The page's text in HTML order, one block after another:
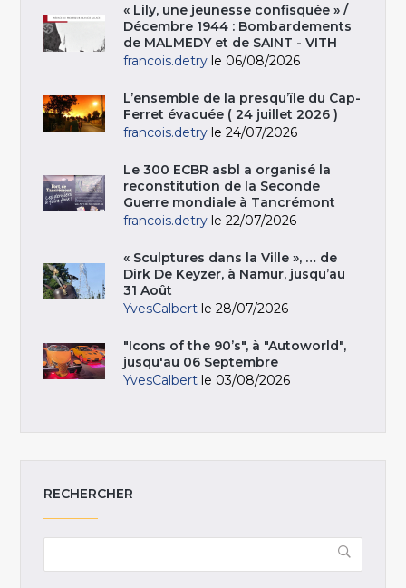
« Lily, une jeunesse confisquée » /
Décembre 1944 : Bombardements
de MALMEDY et de SAINT - VITH
francois.detry le 06/08/2026
L’ensemble de la presqu’île du Cap-
Ferret évacuée ( 24 juillet 2026 )
francois.detry le 24/07/2026
Le 300 ECBR asbl a organisé la
reconstitution de la Seconde
Guerre mondiale à Tancrémont
francois.detry le 22/07/2026
« Sculptures dans la Ville », … de
Dirk De Keyzer, à Namur, jusqu’au
31 Août
YvesCalbert le 28/07/2026
"Icons of the 90’s", à "Autoworld",
jusqu'au 06 Septembre
YvesCalbert le 03/08/2026
RECHERCHER